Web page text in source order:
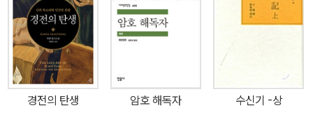
롯한 텍스트들이 창작되었고, 원명 시대에는 여러 편의 보권(寶卷)
작품들이 쏟아져 나와 더욱 다양하게 확장되고 변이되면서 중요한 문
화 현상을 형성했다. 정지진이 지은 『목련구모권선희문』은 이러한 여
러 판본을 집대성했다고 할 만한 작품으로 해당 설화의 완성판이자
대표작이라 할 수 있다. 또한 노래와 대사가 모두 섞여 있는 중국 고전
희곡의 특징을 잘 보여 주면서도 분량 면에서도 명대 희곡 중에서 가
경전의 탄생 암호 해독자 수신기 -상